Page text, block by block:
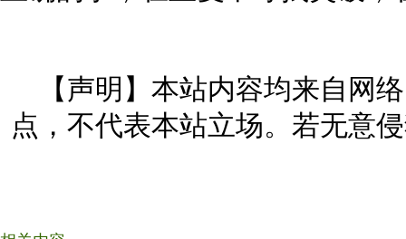
【声明】本站内容均来自网
点，不代表本站立场。若无意